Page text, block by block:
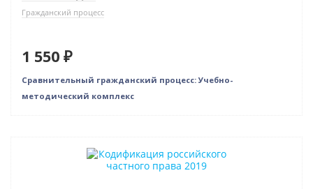
Гражданский процесс
1 550 ₽
Сравнительный гражданский процесс: Учебно-
методический комплекс